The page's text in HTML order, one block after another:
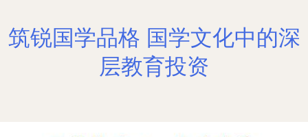
筑锐国学品格 国学文化中的深
层教育投资